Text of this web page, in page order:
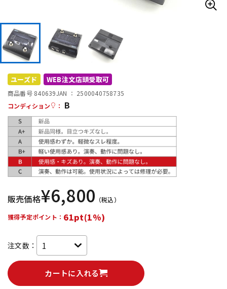
DJ機器
配信/ライブ機器
中古
ユーズド WEB注文店頭受取可
商品番号 840639JAN ： 2500040758735
コンディション
： B
販売価格¥6,800 （税込）
獲得予定ポイント： 61pt(1%)
注文数：
カートに入れる